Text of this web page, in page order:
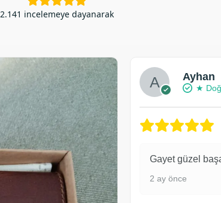
2.141 incelemeye dayanarak
Ayhan
★
Gayet güzel
2 ay önce